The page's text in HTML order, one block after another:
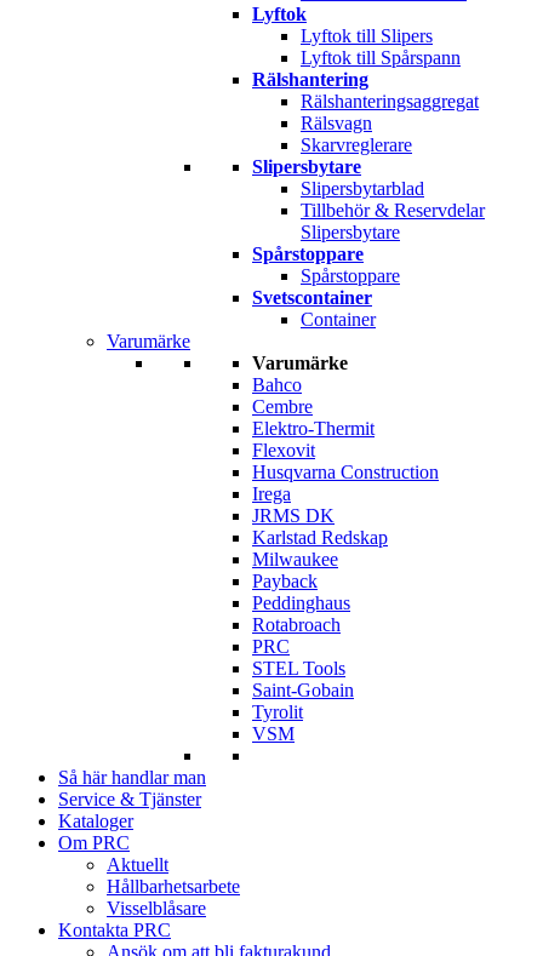
Lyftok
Lyftok till Slipers
Lyftok till Spårspann
Rälshantering
Rälshanteringsaggregat
Rälsvagn
Skarvreglerare
Slipersbytare
Slipersbytarblad
Tillbehör & Reservdelar
Slipersbytare
Spårstoppare
Spårstoppare
Svetscontainer
Container
Varumärke
Varumärke
Bahco
Cembre
Elektro-Thermit
Flexovit
Husqvarna Construction
Irega
JRMS DK
Karlstad Redskap
Milwaukee
Payback
Peddinghaus
Rotabroach
PRC
STEL Tools
Saint-Gobain
Tyrolit
VSM
Så här handlar man
Service & Tjänster
Kataloger
Om PRC
Aktuellt
Hållbarhetsarbete
Visselblåsare
Kontakta PRC
Ansök om att bli fakturakund